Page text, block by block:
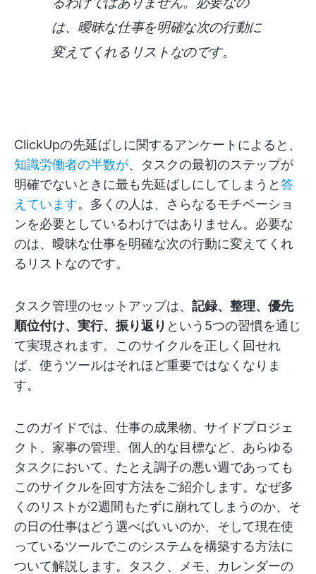
は、曖昧な仕事を明確な次の行動に
変えてくれるリストなのです。
ClickUpの先延ばしに関するアンケートによると、
知識労働者の半数が、タスクの最初のステップが
明確でないときに最も先延ばしにしてしまうと答
えています。多くの人は、さらなるモチベーショ
ンを必要としているわけではありません。必要な
のは、曖昧な仕事を明確な次の行動に変えてくれ
るリストなのです。
タスク管理のセットアップは、 記録、整理、優先
順位付け、実行、振り返り という5つの習慣を通じ
て実現されます。このサイクルを正しく回せれ
ば、使うツールはそれほど重要ではなくなりま
す。
このガイドでは、仕事の成果物、サイドプロジェ
クト、家事の管理、個人的な目標など、あらゆる
タスクにおいて、たとえ調子の悪い週であっても
このサイクルを回す方法をご紹介します。なぜ多
くのリストが2週間もたずに崩れてしまうのか、そ
の日の仕事はどう選べばいいのか、そして現在使
っているツールでこのシステムを構築する方法に
ついて解説します。タスク、メモ、カレンダーの